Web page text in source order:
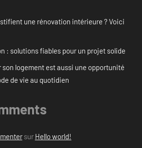
une rénovation intérieure ? Voici
: solutions fiables pour un projet solide
logement est aussi une opportunité
de vie au quotidien
sur Hello world!